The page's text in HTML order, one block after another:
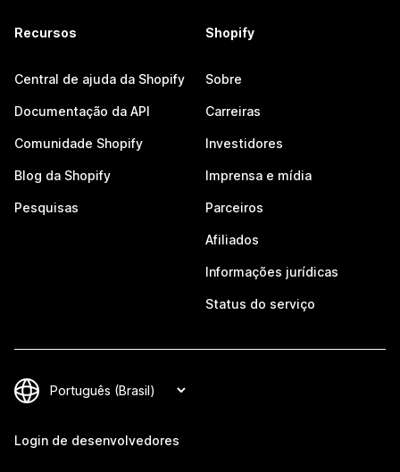
Recursos
Central de ajuda da Shopify
Documentação da API
Comunidade Shopify
Blog da Shopify
Pesquisas
Shopify
Sobre
Carreiras
Investidores
Imprensa e mídia
Parceiros
Afiliados
Informações jurídicas
Status do serviço
Login de desenvolvedores